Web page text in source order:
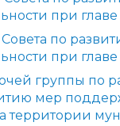
при
по
при
группы по
мер
территории